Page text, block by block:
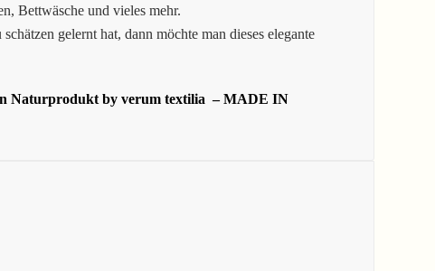
Bettwäsche und vieles mehr.
gelernt hat, dann möchte man dieses elegante
Naturprodukt by verum textilia – MADE IN